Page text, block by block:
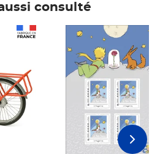
consulté
Prix 7,50€